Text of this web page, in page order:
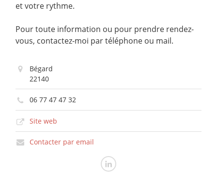
et votre rythme.
Pour toute information ou pour prendre rendez-
vous, contactez-moi par téléphone ou mail.
Bégard
22140
06 77 47 47 32
Site web
Contacter par email